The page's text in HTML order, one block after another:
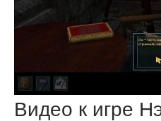
Видео к игре